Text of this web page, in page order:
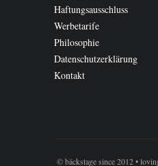
Haftungsausschluss
Werbetarife
Philosophie
Datenschutzerklärung
Kontakt
© bäckstage since 2012 •